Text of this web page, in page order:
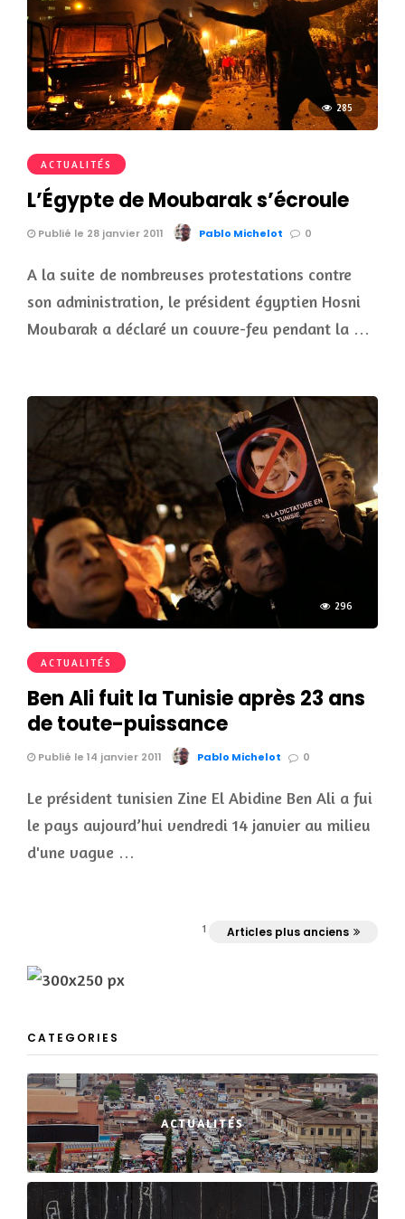
285
ACTUALITÉS
L’Égypte de Moubarak s’écroule
Publié le 28 janvier 2011 Pablo Michelot 0
A la suite de nombreuses protestations contre
son administration, le président égyptien Hosni
Moubarak a déclaré un couvre-feu pendant la …
296
ACTUALITÉS
Ben Ali fuit la Tunisie après 23 ans
de toute-puissance
Publié le 14 janvier 2011 Pablo Michelot 0
Le président tunisien Zine El Abidine Ben Ali a fui
le pays aujourd’hui vendredi 14 janvier au milieu
d'une vague …
1 Articles plus anciens
CATEGORIES
ACTUALITÉS